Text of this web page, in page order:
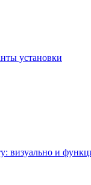
установки
визуально и